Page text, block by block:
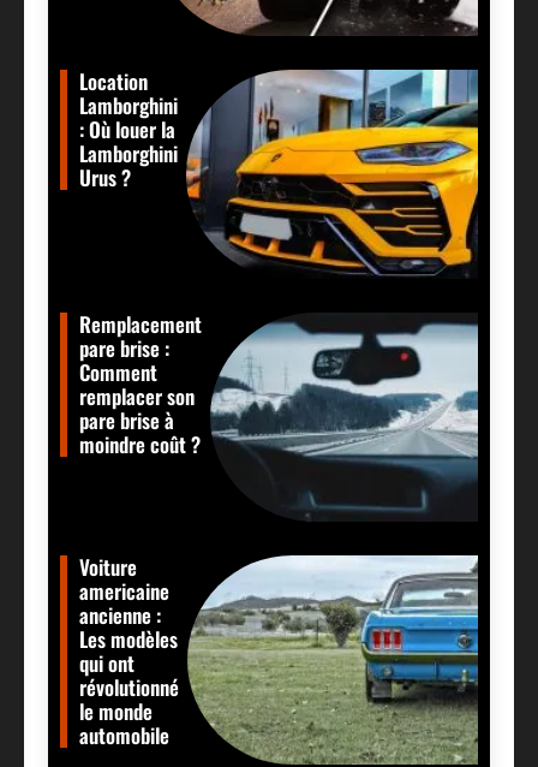
Location
Lamborghini
: Où louer la
Lamborghini
Urus ?
Remplacement
pare brise :
Comment
remplacer son
pare brise à
moindre coût ?
Voiture
americaine
ancienne :
Les modèles
qui ont
révolutionné
le monde
automobile